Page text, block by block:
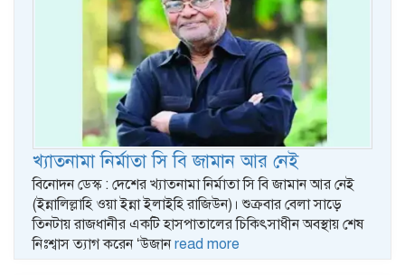
খ্যাতনামা নির্মাতা সি বি জামান আর নেই
বিনোদন ডেস্ক : দেশের খ্যাতনামা নির্মাতা সি বি জামান আর নেই
(ইন্নালিল্লাহি ওয়া ইন্না ইলাইহি রাজিউন)। শুক্রবার বেলা সাড়ে
তিনটায় রাজধানীর একটি হাসপাতালের চিকিৎসাধীন অবস্থায় শেষ
নিঃশ্বাস ত্যাগ করেন ‘উজানread more